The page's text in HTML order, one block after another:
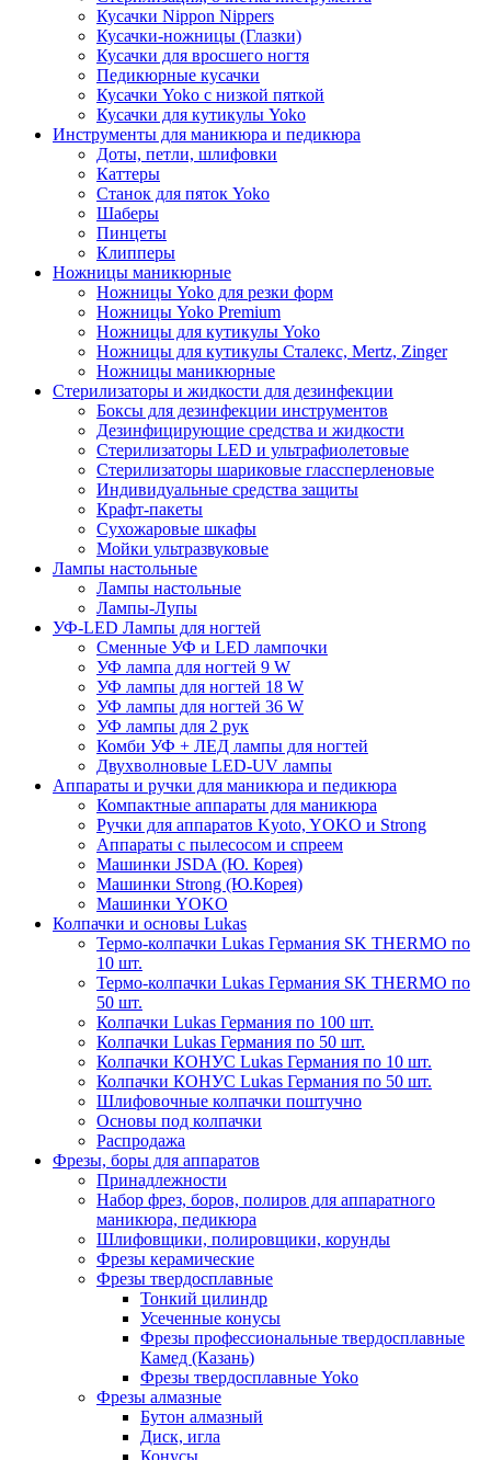
Кусачки Nippon Nippers
Кусачки-ножницы (Глазки)
Кусачки для вросшего ногтя
Педикюрные кусачки
Кусачки Yoko с низкой пяткой
Кусачки для кутикулы Yoko
Инструменты для маникюра и педикюра
Доты, петли, шлифовки
Каттеры
Станок для пяток Yoko
Шаберы
Пинцеты
Клипперы
Ножницы маникюрные
Ножницы Yoko для резки форм
Ножницы Yoko Premium
Ножницы для кутикулы Yoko
Ножницы для кутикулы Сталекс, Mertz, Zinger
Ножницы маникюрные
Стерилизаторы и жидкости для дезинфекции
Боксы для дезинфекции инструментов
Дезинфицирующие средства и жидкости
Стерилизаторы LED и ультрафиолетовые
Стерилизаторы шариковые глассперленовые
Индивидуальные средства защиты
Крафт-пакеты
Сухожаровые шкафы
Мойки ультразвуковые
Лампы настольные
Лампы настольные
Лампы-Лупы
УФ-LED Лампы для ногтей
Сменные УФ и LED лампочки
УФ лампа для ногтей 9 W
УФ лампы для ногтей 18 W
УФ лампы для ногтей 36 W
УФ лампы для 2 рук
Комби УФ + ЛЕД лампы для ногтей
Двухволновые LED-UV лампы
Аппараты и ручки для маникюра и педикюра
Компактные аппараты для маникюра
Ручки для аппаратов Kyoto, YOKO и Strong
Аппараты с пылесосом и спреем
Машинки JSDA (Ю. Корея)
Машинки Strong (Ю.Корея)
Машинки YOKO
Колпачки и основы Lukas
Термо-колпачки Lukas Германия SK THERMO по
10 шт.
Термо-колпачки Lukas Германия SK THERMO по
50 шт.
Колпачки Lukas Германия по 100 шт.
Колпачки Lukas Германия по 50 шт.
Колпачки КОНУС Lukas Германия по 10 шт.
Колпачки КОНУС Lukas Германия по 50 шт.
Шлифовочные колпачки поштучно
Основы под колпачки
Распродажа
Фрезы, боры для аппаратов
Принадлежности
Набор фрез, боров, полиров для аппаратного
маникюра, педикюра
Шлифовщики, полировщики, корунды
Фрезы керамические
Фрезы твердосплавные
Тонкий цилиндр
Усеченные конусы
Фрезы профессиональные твердосплавные
Камед (Казань)
Фрезы твердосплавные Yoko
Фрезы алмазные
Бутон алмазный
Диск, игла
Конусы